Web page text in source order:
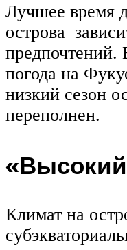
Лучшее время
острова
предпочтений.
погода на
низкий сезон
переполнен.
Климат на